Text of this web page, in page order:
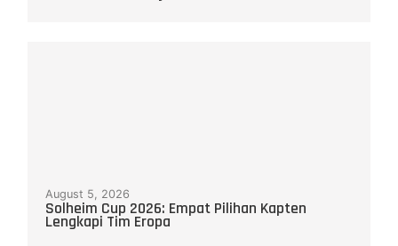
August 5, 2026
Solheim Cup 2026: Empat Pilihan Kapten
Lengkapi Tim Eropa